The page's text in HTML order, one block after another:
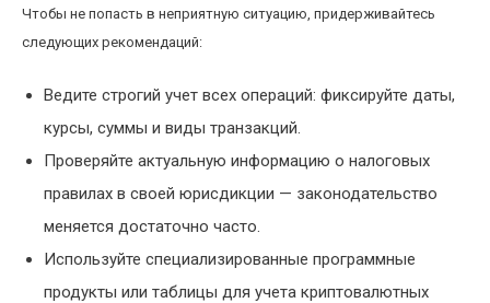
Чтобы не попасть в неприятную ситуацию, придерживайтесь
следующих рекомендаций:
Ведите строгий учет всех операций: фиксируйте даты,
курсы, суммы и виды транзакций.
Проверяйте актуальную информацию о налоговых
правилах в своей юрисдикции — законодательство
меняется достаточно часто.
Используйте специализированные программные
продукты или таблицы для учета криптовалютных